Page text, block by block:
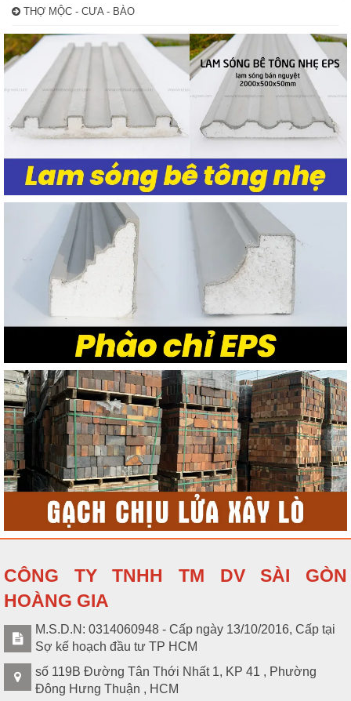
THỢ MỘC - CƯA - BÀO
CÔNG TY TNHH TM DV SÀI GÒN
HOÀNG GIA
M.S.D.N: 0314060948 - Cấp ngày 13/10/2016, Cấp tại
Sợ kế hoạch đầu tư TP HCM
số 119B Đường Tân Thới Nhất 1, KP 41 , Phường
Đông Hưng Thuận , HCM